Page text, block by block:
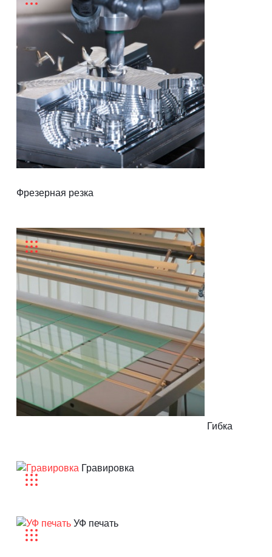
Металл
Оргстекло
Поликарбонат
Полистирол
ПВХ
МДФ
Композит
ДСП
Фрезерная резка
Металл
Оргстекло
Поликарбонат
Композит
Полистирол
ПВХ
Гибка
Гравировка
УФ печать